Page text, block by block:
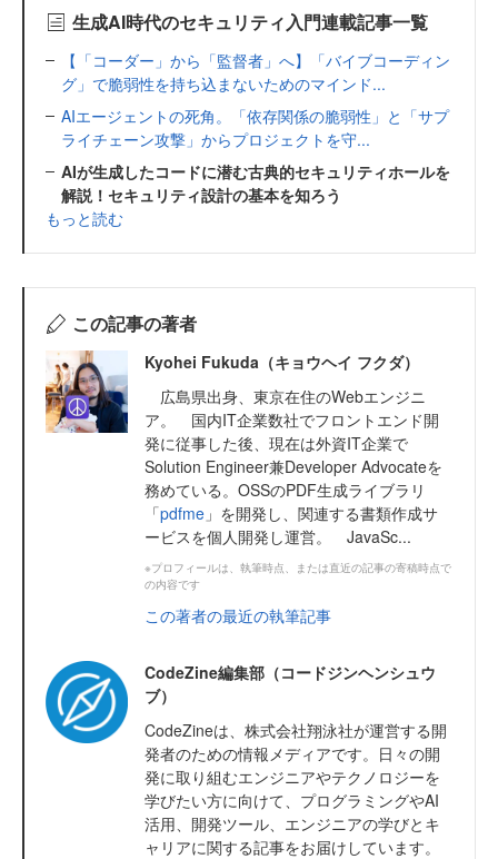
生成AI時代のセキュリティ入門連載記事一覧
【「コーダー」から「監督者」へ】「バイブコーディン
グ」で脆弱性を持ち込まないためのマインド...
AIエージェントの死角。「依存関係の脆弱性」と「サプ
ライチェーン攻撃」からプロジェクトを守...
AIが生成したコードに潜む古典的セキュリティホールを
解説！セキュリティ設計の基本を知ろう
もっと読む
この記事の著者
Kyohei Fukuda（キョウヘイ フクダ）
広島県出身、東京在住のWebエンジニ
ア。 国内IT企業数社でフロントエンド開
発に従事した後、現在は外資IT企業で
Solution Engineer兼Developer Advocateを
務めている。OSSのPDF生成ライブラリ
「pdfme 」を開発し、関連する書類作成サ
ービスを個人開発し運営。 JavaSc...
※プロフィールは、執筆時点、または直近の記事の寄稿時点で
の内容です
この著者の最近の執筆記事
CodeZine編集部（コードジンヘンシュウ
ブ）
CodeZineは、株式会社翔泳社が運営する開
発者のための情報メディアです。日々の開
発に取り組むエンジニアやテクノロジーを
学びたい方に向けて、プログラミングやAI
活用、開発ツール、エンジニアの学びとキ
ャリアに関する記事をお届けしています。